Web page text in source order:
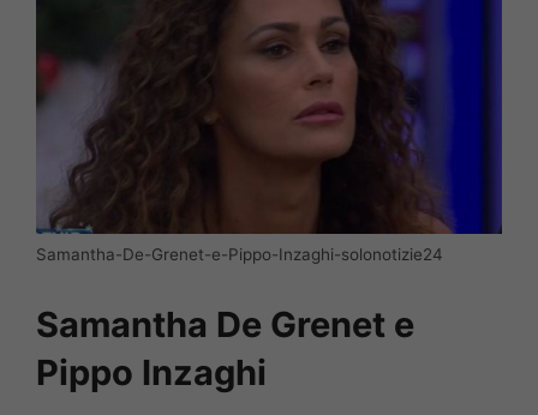
Samantha-De-Grenet-e-Pippo-Inzaghi-solonotizie24
Samantha De Grenet e
Pippo Inzaghi